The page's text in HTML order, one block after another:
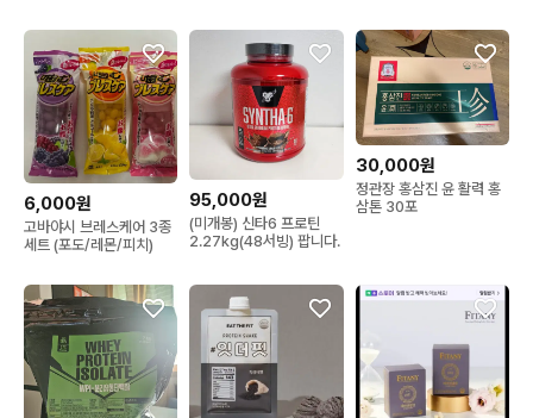
6,000원
고바야시 브레스케어 3종
세트 (포도/레몬/피치)
95,000원
(미개봉) 신타6 프로틴
2.27kg(48서빙) 팝니다.
30,000원
정관장 홍삼진 윤 활력 홍
삼톤 30포